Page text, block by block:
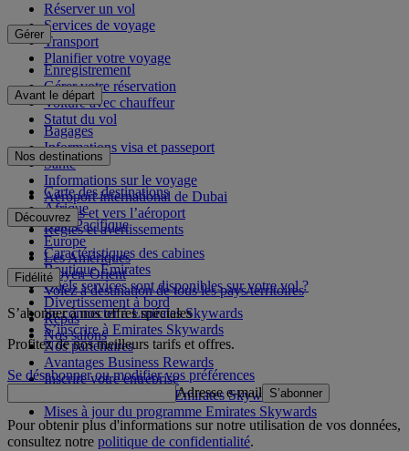
Réserver un vol
Services de voyage
Transport
Planifier votre voyage
Gérer
Enregistrement
Gérer votre réservation
Voiture avec chauffeur
Statut du vol
Avant le départ
Bagages
Informations visa et passeport
Santé
Informations sur le voyage
Aéroport international de Dubai
Depuis et vers l’aéroport
Règles et avertissements
Nos destinations
Carte des destinations
Afrique
Asie-Pacifique
Europe
Les Amériques
Moyen-Orient
Volez à destination de tous les pays/territoires
Découvrez
Caractéristiques des cabines
Boutique Emirates
Quels services sont disponibles sur votre vol ?
Divertissement à bord
Repas
Nos salons
Fidélité
Se connecter à Emirates Skywards
S’inscrire à Emirates Skywards
Nos partenaires
Avantages Business Rewards
Inscrire votre entreprise
Règles du programme Emirates Skywards
Mises à jour du programme Emirates Skywards
S’abonner à nos offres spéciales
Profitez de nos meilleurs tarifs et offres.
Se désabonner ou modifier vos préférences
Adresse e-mail S’abonner
Pour obtenir plus d'informations sur notre utilisation de vos données,
consultez notre politique de confidentialité.